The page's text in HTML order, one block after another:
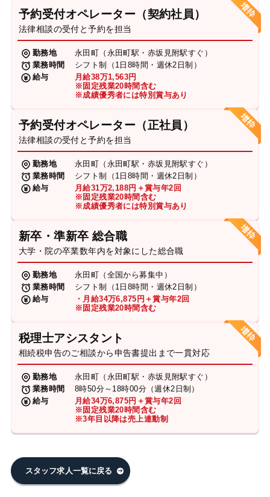
予約受付オペレーター（契約社員）
法律相談の受付と予約を担当
勤務地
永田町（永田町駅・赤坂見附駅すぐ）
業務時間
シフト制（1日8時間・週休2日制）
給与
月給38万1,563円
※固定残業20時間含む
※成績優秀者には特別賞与あり
予約受付オペレーター（正社員）
法律相談の受付と予約を担当
勤務地
永田町（永田町駅・赤坂見附駅すぐ）
業務時間
シフト制（1日8時間・週休2日制）
給与
月給31万2,188円＋賞与年2回
※固定残業20時間含む
※成績優秀者には特別賞与あり
新卒・準新卒 総合職
大学・院の卒業数年内を対象にした総合職
勤務地
永田町（全国から募集中）
業務時間
シフト制（1日8時間・週休2日制）
給与
・月給34万6,875円＋賞与年2回
※固定残業20時間含む
税理士アシスタント
相続税申告のご相談から申告書提出まで一貫対応
勤務地
永田町（永田町駅・赤坂見附駅すぐ）
業務時間
8時50分～18時00分（週休2日制）
給与
月給34万6,875円＋賞与年2回
※固定残業20時間含む
※3年目以降は売上連動制
スタッフ求人一覧に戻る